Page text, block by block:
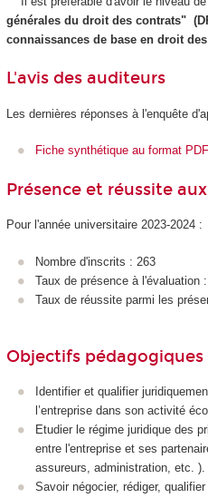
générales du droit des contrats"
connaissances de base en droit
L'avis des auditeurs
Les dernières réponses à l'enquête
Fiche synthétique au format PDF
Présence et réussite
Pour l'année universitaire 2023-2024 :
Nombre d'inscrits : 263
Taux de présence à l'évaluation
Taux de réussite parmi les
Objectifs pédagogiques
Identifier et qualifier
l’entreprise dans son activité
Etudier le régime juridique des
entre l'entreprise et ses
assureurs, administration, etc. ).
Savoir négocier, rédiger,